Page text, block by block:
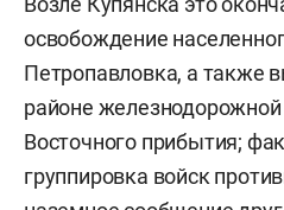
освобождение
Петропавловка, а также
районе
Восточного прибытия;
группировка войск